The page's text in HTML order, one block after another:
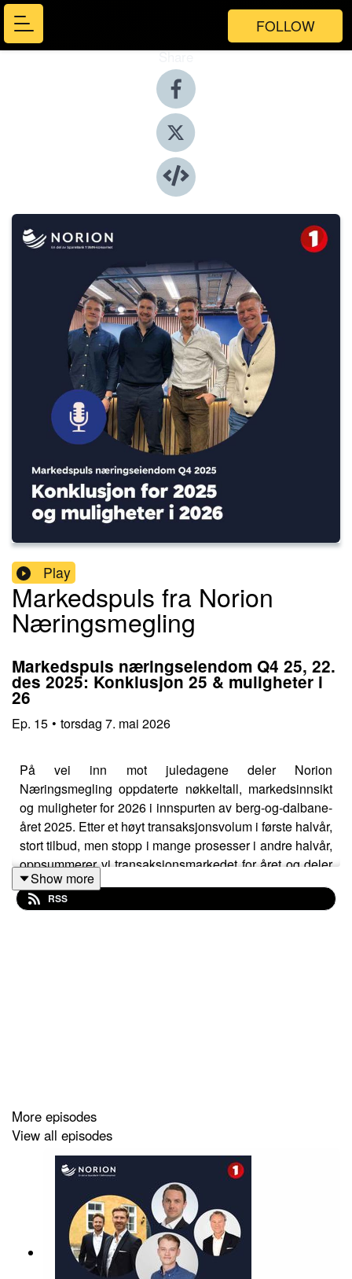
FOLLOW
Share
Play
Markedspuls fra Norion
Næringsmegling
Markedspuls næringseiendom Q4 25, 22.
des 2025: Konklusjon 25 & muligheter i
26
Ep. 15 • torsdag 7. mai 2026
På vei inn mot juledagene deler Norion
Næringsmegling oppdaterte nøkkeltall, markedsinnsikt
og muligheter for 2026 i innspurten av berg-og-dalbane-
året 2025. Etter et høyt transaksjonsvolum i første halvår,
stort tilbud, men stopp i mange prosesser i andre halvår,
oppsummerer vi transaksjonsmarkedet for året og deler
justerte nøkkeltall ved inngangen til 2026. Daglig leder
Jørgen Rostad, Leder kapitalmarkeder Martin Solem og
Show more
RSS
More episodes
View all episodes